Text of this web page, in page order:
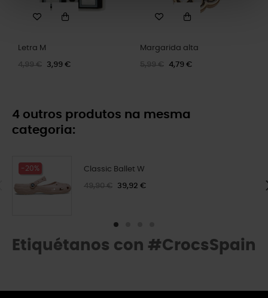
Letra M
4,99 € 3,99 €
Margarida alta
5,99 € 4,79 €
4 outros produtos na mesma
categoria:
-20% Classic Ballet W
49,90 € 39,92 €
Etiquétanos con #CrocsSpain